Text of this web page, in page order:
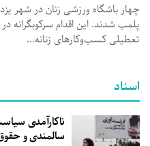
چهار باشگاه ورزشی زنان در شهر
پلمب شدند. این اقدام
تعطیلی کسب‌وکارهای زنانه...
اسناد
ناکارآمدی
سالمندی و